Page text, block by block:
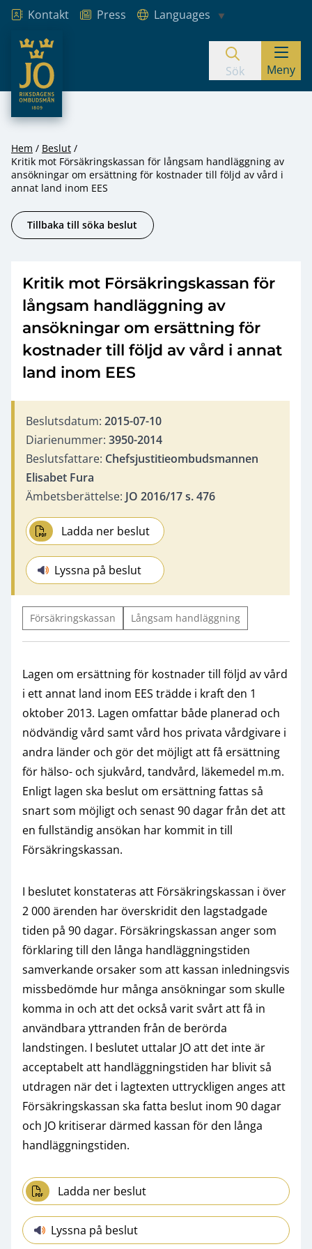
Hoppa till innehåll
Kontakt Press
Languages
JO – Riksdagens Ombudsmän
Sök Meny
Hem
Beslut
Kritik mot Försäkringskassan för långsam handläggning av
ansökningar om ersättning för kostnader till följd av vård i
annat land inom EES
Tillbaka till söka beslut
Kritik mot Försäkringskassan för
långsam handläggning av
ansökningar om ersättning för
kostnader till följd av vård i annat
land inom EES
Beslutsdatum: 2015-07-10
Diarienummer: 3950-2014
Beslutsfattare: Chefsjustitieombudsmannen
Elisabet Fura
Ämbetsberättelse: JO 2016/17 s. 476
Ladda ner beslut
Lyssna på beslut
Försäkringskassan Långsam handläggning
Lagen om ersättning för kostnader till följd av vård
i ett annat land inom EES trädde i kraft den 1
oktober 2013. Lagen omfattar både planerad och
nödvändig vård samt vård hos privata vårdgivare i
andra länder och gör det möjligt att få ersättning
för hälso- och sjukvård, tandvård, läkemedel m.m.
Enligt lagen ska beslut om ersättning fattas så
snart som möjligt och senast 90 dagar från det att
en fullständig ansökan har kommit in till
Försäkringskassan.
I beslutet konstateras att Försäkringskassan i över
2 000 ärenden har överskridit den lagstadgade
tiden på 90 dagar. Försäkringskassan anger som
förklaring till den långa handläggningstiden
samverkande orsaker som att kassan inledningsvis
missbedömde hur många ansökningar som skulle
komma in och att det också varit svårt att få in
användbara yttranden från de berörda
landstingen. I beslutet uttalar JO att det inte är
acceptabelt att handläggningstiden har blivit så
utdragen när det i lagtexten uttryckligen anges att
Försäkringskassan ska fatta beslut inom 90 dagar
och JO kritiserar därmed kassan för den långa
handläggningstiden.
Ladda ner beslut
Lyssna på beslut